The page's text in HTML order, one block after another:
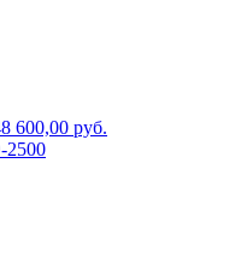
600,00 руб.
2500